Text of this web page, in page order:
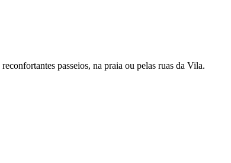
passeios, na praia ou pelas ruas da Vila.